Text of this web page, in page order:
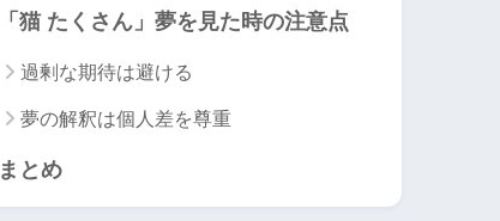
「猫 たくさん」夢を見た時の注意点
過剰な期待は避ける
夢の解釈は個人差を尊重
まとめ